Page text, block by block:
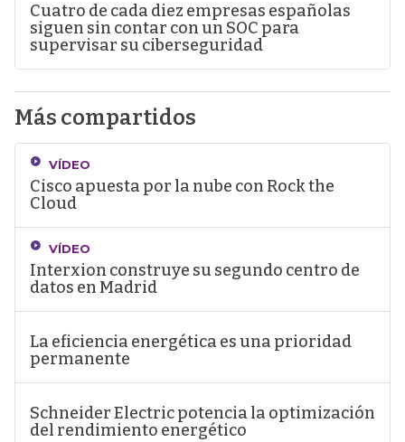
Cuatro de cada diez empresas españolas
siguen sin contar con un SOC para
supervisar su ciberseguridad
Más compartidos
VÍDEO
Cisco apuesta por la nube con Rock the
Cloud
VÍDEO
Interxion construye su segundo centro de
datos en Madrid
La eficiencia energética es una prioridad
permanente
Schneider Electric potencia la optimización
del rendimiento energético